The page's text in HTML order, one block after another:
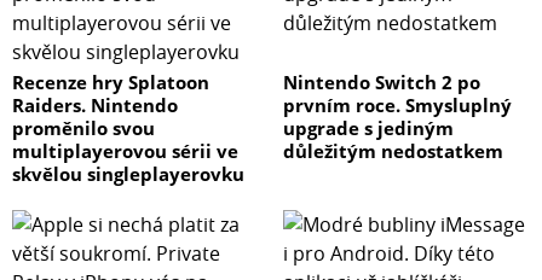
Recenze hry Splatoon
Raiders. Nintendo
proměnilo svou
multiplayerovou sérii ve
skvělou singleplayerovku
Nintendo Switch 2 po
prvním roce. Smysluplný
upgrade s jediným
důležitým nedostatkem